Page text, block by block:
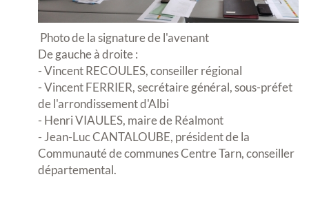
Photo de la signature de l'avenant
De gauche à droite :
- Vincent RECOULES, conseiller régional
- Vincent FERRIER, secrétaire général, sous-préfet
de l'arrondissement d'Albi
- Henri VIAULES, maire de Réalmont
- Jean-Luc CANTALOUBE, président de la
Communauté de communes Centre Tarn, conseiller
départemental.